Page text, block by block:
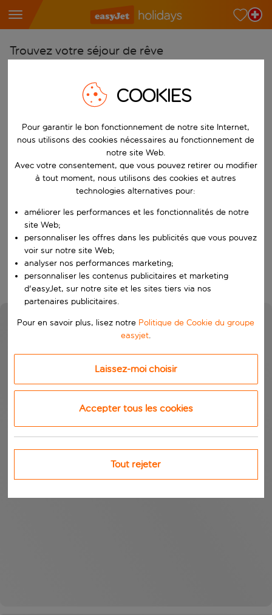
Trouvez votre séjour de rêve
Choisissez votre aéroport
Commencez à taper pour la saisie automatique. Lorsque les
Choisissez votre destination
Choisissez une date de départ et une date de retour.
Choisissez vos dates
Quand
Rechercher
COOKIES
Pour garantir le bon fonctionnement de notre site Internet,
nous utilisons des cookies nécessaires au fonctionnement de
notre site Web.
Avec votre consentement, que vous pouvez retirer ou modifier
à tout moment, nous utilisons des cookies et autres
technologies alternatives pour:
améliorer les performances et les fonctionnalités de notre
site Web;
personnaliser les offres dans les publicités que vous pouvez
voir sur notre site Web;
analyser nos performances marketing;
personnaliser les contenus publicitaires et marketing
d'easyJet, sur notre site et les sites tiers via nos
partenaires publicitaires.
Pour en savoir plus, lisez notre Politique de Cookie du groupe
easyjet.
Laissez-moi choisir
Accepter tous les cookies
Tout rejeter